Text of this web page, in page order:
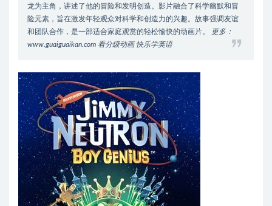
龙为主角，讲述了他的冒险和发明创造。影片融合了科学幽默和冒
险元素，旨在激发年轻观众对科学和创造力的兴趣。故事强调友谊
和团队合作，是一部适合家庭观赏的轻松愉快的动画片。
更多：
www.guaiguaikan.com 看分级动画 快乐学英语